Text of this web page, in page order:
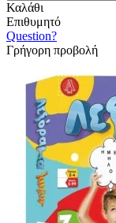
Καλάθι
Επιθυμητό
Question?
Γρήγορη προβολή